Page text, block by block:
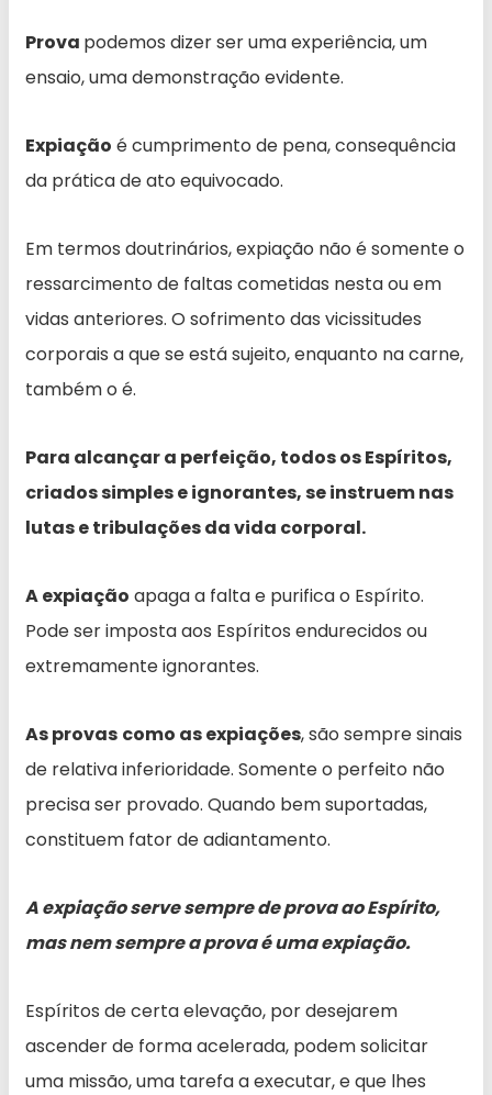
Prova podemos dizer ser uma experiência, um
ensaio, uma demonstração evidente.
Expiação é cumprimento de pena, consequência
da prática de ato equivocado.
Em termos doutrinários, expiação não é somente o
ressarcimento de faltas cometidas nesta ou em
vidas anteriores. O sofrimento das vicissitudes
corporais a que se está sujeito, enquanto na carne,
também o é.
Para alcançar a perfeição, todos os Espíritos,
criados simples e ignorantes, se instruem nas
lutas e tribulações da vida corporal.
A expiação apaga a falta e purifica o Espírito.
Pode ser imposta aos Espíritos endurecidos ou
extremamente ignorantes.
As provas como as expiações, são sempre sinais
de relativa inferioridade. Somente o perfeito não
precisa ser provado. Quando bem suportadas,
constituem fator de adiantamento.
A expiação serve sempre de prova ao Espírito,
mas nem sempre a prova é uma expiação.
Espíritos de certa elevação, por desejarem
ascender de forma acelerada, podem solicitar
uma missão, uma tarefa a executar, e que lhes